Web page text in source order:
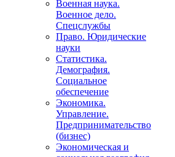
Военная наука.
Военное дело.
Спецслужбы
Право. Юридические
науки
Статистика.
Демография.
Социальное
обеспечение
Экономика.
Управление.
Предпринимательство
(бизнес)
Экономическая и